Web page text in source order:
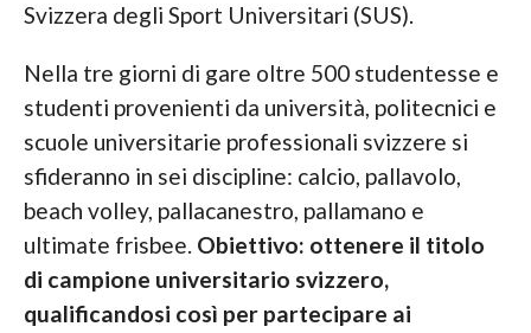
Svizzera degli Sport Universitari (SUS).
Nella tre giorni di gare oltre 500 studentesse e
studenti provenienti da università, politecnici e
scuole universitarie professionali svizzere si
sfideranno in sei discipline: calcio, pallavolo,
beach volley, pallacanestro, pallamano e
ultimate frisbee.Obiettivo: ottenere il titolo
di campione universitario svizzero,
qualificandosi così per partecipare ai